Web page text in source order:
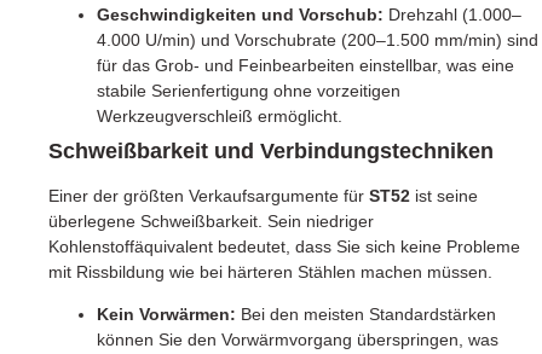
Geschwindigkeiten und Vorschub: Drehzahl (1.000–
4.000 U/min) und Vorschubrate (200–1.500 mm/min) sind
für das Grob- und Feinbearbeiten einstellbar, was eine
stabile Serienfertigung ohne vorzeitigen
Werkzeugverschleiß ermöglicht.
Schweißbarkeit und Verbindungstechniken
Einer der größten Verkaufsargumente für ST52 ist seine
überlegene Schweißbarkeit. Sein niedriger
Kohlenstoffäquivalent bedeutet, dass Sie sich keine Probleme
mit Rissbildung wie bei härteren Stählen machen müssen.
Kein Vorwärmen: Bei den meisten Standardstärken
können Sie den Vorwärmvorgang überspringen, was